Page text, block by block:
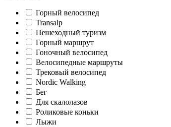
Горный велосипед
Transalp
Пешеходный туризм
Горный маршрут
Гоночный велосипед
Велосипедные маршруты
Трековый велосипед
Nordic Walking
Бег
Для скалолазов
Роликовые коньки
Лыжи